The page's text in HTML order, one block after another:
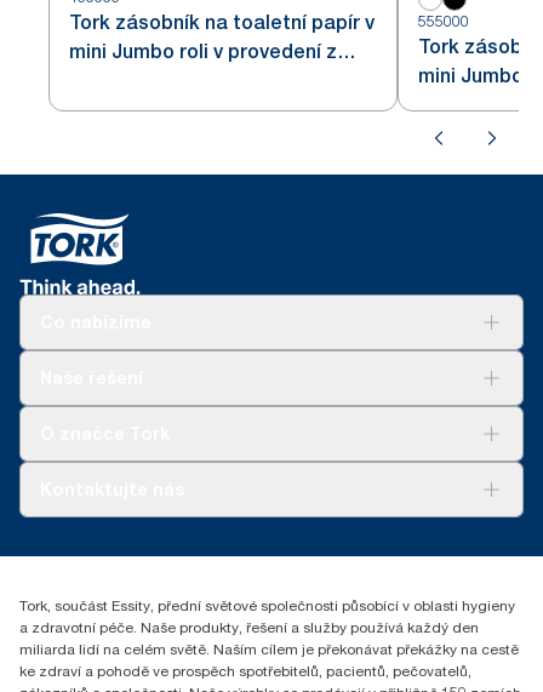
Tork zásobník na toaletní papír v
mini Jumbo roli v provedení z
555000
Tork
mini Jumbo
reception.prague@essity.com
Praha 8, Karlin, Sokolovská 100/94
186 00 Česká republika
Tork, součást Essity, přední světové společnosti působící v oblasti hygieny
a zdravotní péče. Naše produkty, řešení a služby používá každý den
miliarda lidí na celém světě. Naším cílem je překonávat překážky na cestě
ke zdraví a pohodě ve prospěch spotřebitelů, pacientů, pečovatelů,